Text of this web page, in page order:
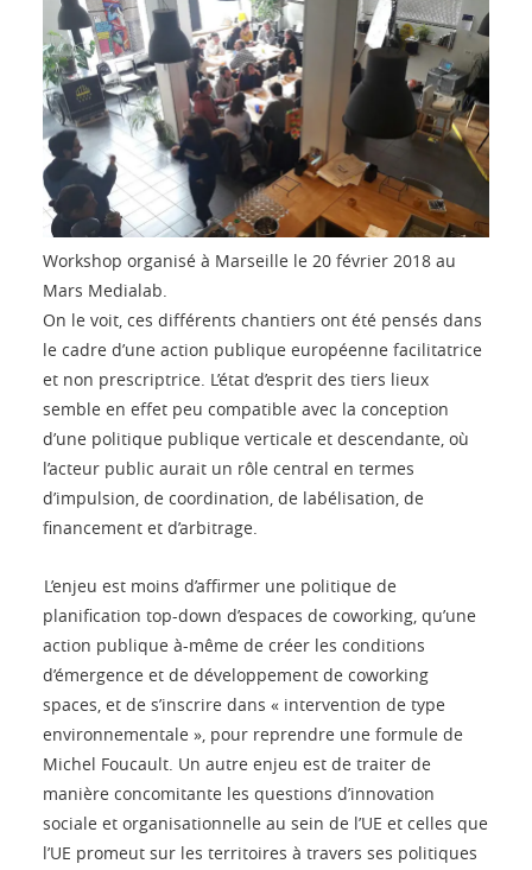
Workshop organisé à Marseille le 20 février 2018 au
Mars Medialab.
On le voit, ces différents chantiers ont été pensés dans
le cadre d’une action publique européenne facilitatrice
et non prescriptrice. L’état d’esprit des tiers lieux
semble en effet peu compatible avec la conception
d’une politique publique verticale et descendante, où
l’acteur public aurait un rôle central en termes
d’impulsion, de coordination, de labélisation, de
financement et d’arbitrage.
L’enjeu est moins d’affirmer une politique de
planification top-down d’espaces de coworking, qu’une
action publique à-même de créer les conditions
d’émergence et de développement de coworking
spaces, et de s’inscrire dans « intervention de type
environnementale », pour reprendre une formule de
Michel Foucault. Un autre enjeu est de traiter de
manière concomitante les questions d’innovation
sociale et organisationnelle au sein de l’UE et celles que
l’UE promeut sur les territoires à travers ses politiques